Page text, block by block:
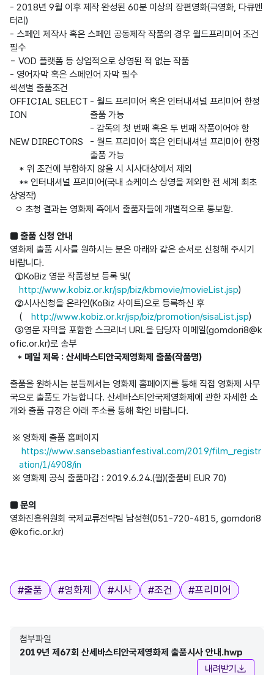
- 2018년 9월 이후 제작 완성된 60분 이상의 장편영화(극영화, 다큐멘
터리)
- 스페인 제작사 혹은 스페인 공동제작 작품의 경우 월드프리미어 조건
필수
- VOD 플랫폼 등 상업적으로 상영된 적 없는 작품
- 영어자막 혹은 스페인어 자막 필수
섹션별 출품조건
OFFICIAL SELECT
ION
- 월드 프리미어 혹은 인터내셔널 프리미어 한정
출품 가능
NEW DIRECTORS
- 감독의 첫 번째 혹은 두 번째 작품이어야 함
- 월드 프리미어 혹은 인터내셔널 프리미어 한정
출품 가능
상영작)
■ 출품 신청 안내
영화제 출품 시사를 원하시는 분은 아래와 같은 순서로 신청해 주시기
바랍니다.
  ①KoBiz 영문 작품정보 등록 및(
http://www.kobiz.or.kr/jsp/biz/kbmovie/movieList.jsp)
    (
http://www.kobiz.or.kr/jsp/biz/promotion/sisaList.jsp)
ofic.or.kr)로 송부
* 메일 제목 : 산세바스티안국제영화제 출품(작품명)
출품을 원하시는 분들께서는 영화제 홈페이지를 통해 직접 영화제 사무
국으로 출품도 가능합니다. 산세바스티안국제영화제에 관한 자세한 소
개와 출품 규정은 아래 주소를 통해 확인 바랍니다.
※ 영화제 출품 홈페이지
ation/1/4908/in
■ 문의
영화진흥위원회 국제교류전략팀 남성현(051-720-4815, gomdori8
@kofic.or.kr)
태그
#출품 #영화제 #시사 #조건 #프리미어
첨부파일
2019년 제67회 산세바스티안국제영화제 출품시사 안내.hwp
내려받기